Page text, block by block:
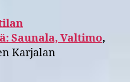
Saunala, Valtimo,
Karjalan